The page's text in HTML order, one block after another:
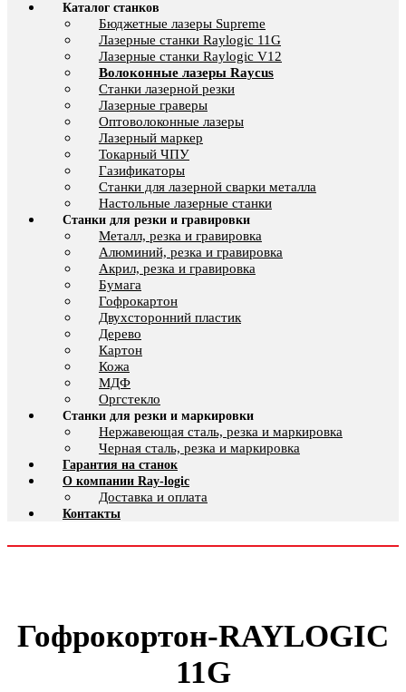
Каталог станков
Бюджетные лазеры Supreme
Лазерные станки Raylogic 11G
Лазерные станки Raylogic V12
Волоконные лазеры Raycus
Станки лазерной резки
Лазерные граверы
Оптоволоконные лазеры
Лазерный маркер
Токарный ЧПУ
Газификаторы
Cтанки для лазерной сварки металла
Настольные лазерные станки
Станки для резки и гравировки
Металл, резка и гравировка
Алюминий, резка и гравировка
Акрил, резка и гравировка
Бумага
Гофрокартон
Двухсторонний пластик
Дерево
Картон
Кожа
МДФ
Оргстекло
Станки для резки и маркировки
Нержавеющая сталь, резка и маркировка
Черная сталь, резка и маркировка
Гарантия на станок
О компании Ray-logic
Доставка и оплата
Контакты
Гофрокортон-RAYLOGIC
11G